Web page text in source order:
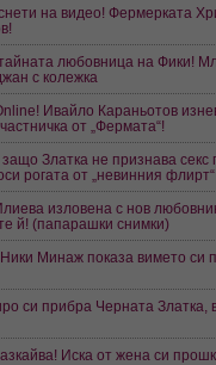
на видео! Фермерката
любовница на Фики!
с колежка
Ивайло Караньотов
от „Фермата“!
Златка не признава секс
рогата от „невинния
изловена с нов
й! (папарашки снимки)
Минаж показа вимето си
си прибра Черната Златка,
Иска от жена си